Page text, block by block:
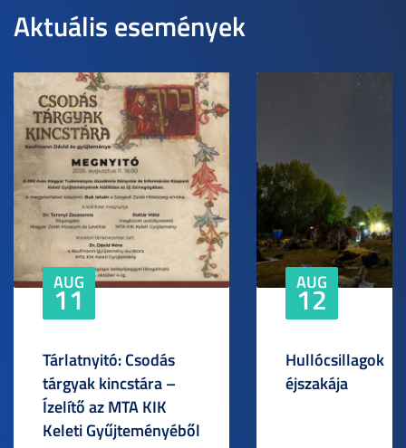
Aktuális események
AUG
11
Tárlatnyitó: Csodás
tárgyak kincstára –
Ízelítő az MTA KIK
Keleti Gyűjteményéből
AUG
12
Hullócsillagok
éjszakája